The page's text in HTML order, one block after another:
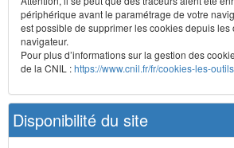
périphérique avant le paramétrage de votre
est possible de supprimer les cookies depuis les
navigateur.
Pour plus d’informations sur la gestion des
de la CNIL :https://www.cnil.fr/fr/cookies-les-
Disponibilité du site